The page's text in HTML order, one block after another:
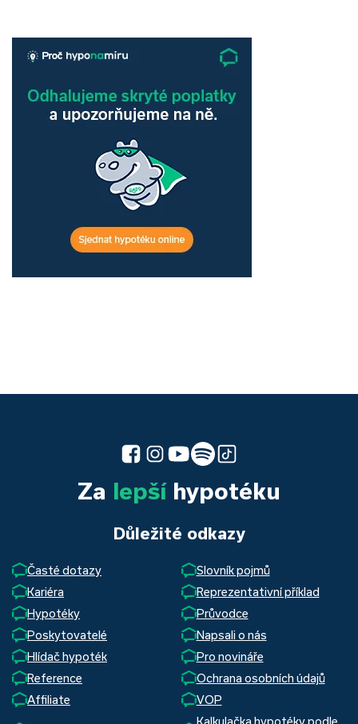
Za lepšíhypotéku
Důležité odkazy
Časté dotazy
Slovník pojmů
Kariéra
Reprezentativní příklad
Hypotéky
Průvodce
Poskytovatelé
Napsali o nás
Hlídač hypoték
Pro novináře
Reference
Ochrana osobních údajů
Affiliate
VOP
Kalkulačka hypotéky podle